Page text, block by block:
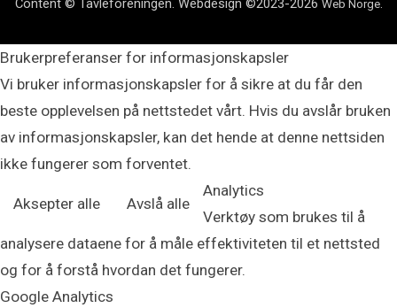
Web Norge
Brukerpreferanser for informasjonskapsler
Vi bruker informasjonskapsler for å sikre at du får den
beste opplevelsen på nettstedet vårt. Hvis du avslår bruken
av informasjonskapsler, kan det hende at denne nettsiden
ikke fungerer som forventet.
Aksepter alle Avslå alle
Analytics
Verktøy som brukes til å
analysere dataene for å måle effektiviteten til et nettsted
og for å forstå hvordan det fungerer.
Google Analytics